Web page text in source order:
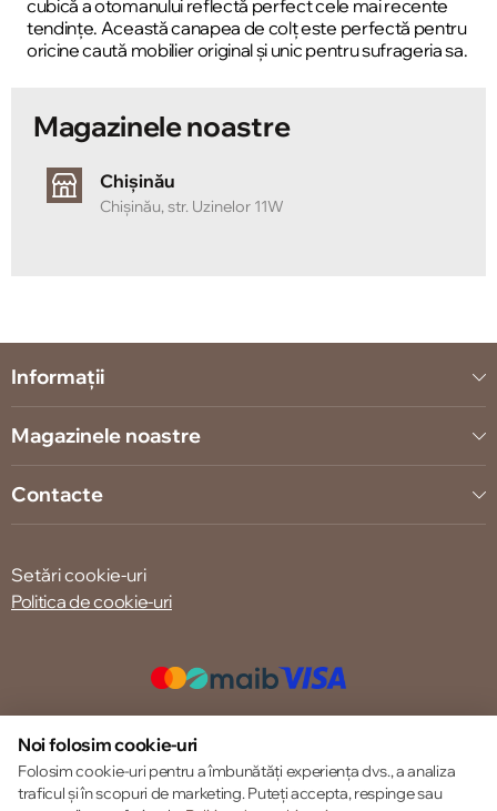
cubică a otomanului reflectă perfect cele mai recente
tendințe. Această canapea de colț este perfectă pentru
oricine caută mobilier original și unic pentru sufrageria sa.
Magazinele noastre
Chișinău
Chișinău, str. Uzinelor 11W
Informații
Magazinele noastre
Contacte
Setări cookie-uri
Politica de cookie-uri
© 2013 – 2026 ECOM
Noi folosim cookie-uri
Folosim cookie-uri pentru a îmbunătăți experiența dvs., a analiza
traficul și în scopuri de marketing. Puteți accepta, respinge sau